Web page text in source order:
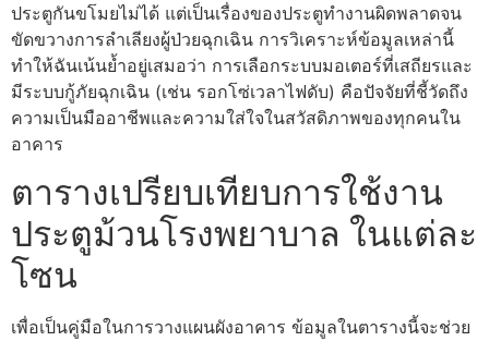
ประตูกันขโมยไม่ได้ แต่เป็นเรื่องของประตูทำงานผิดพลาดจน
ขัดขวางการลำเลียงผู้ป่วยฉุกเฉิน การวิเคราะห์ข้อมูลเหล่านี้
ทำให้ฉันเน้นย้ำอยู่เสมอว่า การเลือกระบบมอเตอร์ที่เสถียรและ
มีระบบกู้ภัยฉุกเฉิน (เช่น รอกโซ่เวลาไฟดับ) คือปัจจัยที่ชี้วัดถึง
ความเป็นมืออาชีพและความใส่ใจในสวัสดิภาพของทุกคนใน
อาคาร
ตารางเปรียบเทียบการใช้งาน
ประตูม้วนโรงพยาบาล ในแต่ละ
โซน
เพื่อเป็นคู่มือในการวางแผนผังอาคาร ข้อมูลในตารางนี้จะช่วย